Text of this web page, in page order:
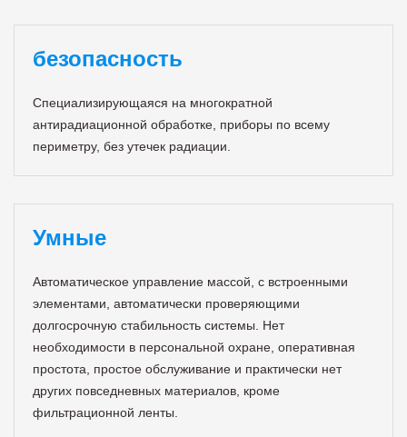
безопасность
Специализирующаяся на многократной
антирадиационной обработке, приборы по всему
периметру, без утечек радиации.
Умные
Автоматическое управление массой, с встроенными
элементами, автоматически проверяющими
долгосрочную стабильность системы. Нет
необходимости в персональной охране, оперативная
простота, простое обслуживание и практически нет
других повседневных материалов, кроме
фильтрационной ленты.